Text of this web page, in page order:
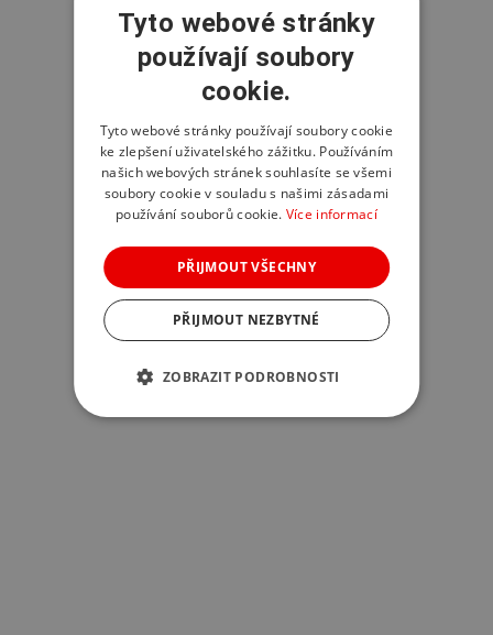
Tyto webové stránky
používají soubory
cookie.
Tyto webové stránky používají soubory cookie
ke zlepšení uživatelského zážitku. Používáním
našich webových stránek souhlasíte se všemi
soubory cookie v souladu s našimi zásadami
používání souborů cookie. Více informací
PŘIJMOUT VŠECHNY
PŘIJMOUT NEZBYTNÉ
ZOBRAZIT PODROBNOSTI